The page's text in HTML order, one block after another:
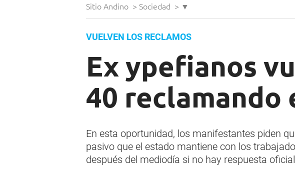
Sitio Andino > Sociedad > ▼
VUELVEN LOS RECLAMOS
Ex ypefianos
40 reclamando
En esta oportunidad, los manifestantes piden
pasivo que el estado mantiene con los
después del mediodía si no hay respuesta